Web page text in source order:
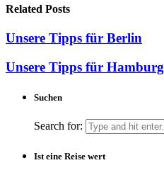
Related Posts
Unsere Tipps für Berlin
Unsere Tipps für Hamburg
Suchen
Search for:
Ist eine Reise wert